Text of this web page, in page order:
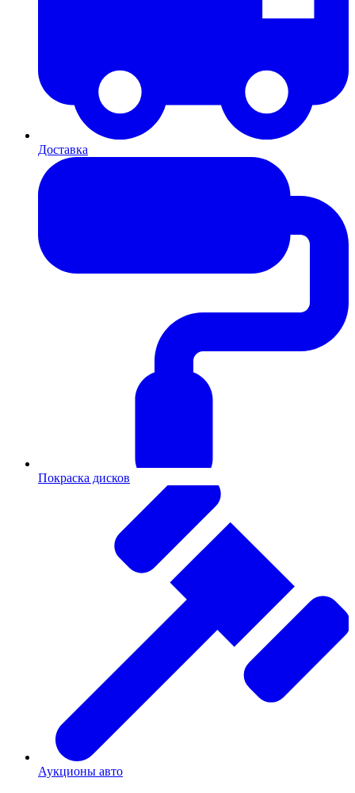
Доставка
Покраска дисков
Аукционы авто